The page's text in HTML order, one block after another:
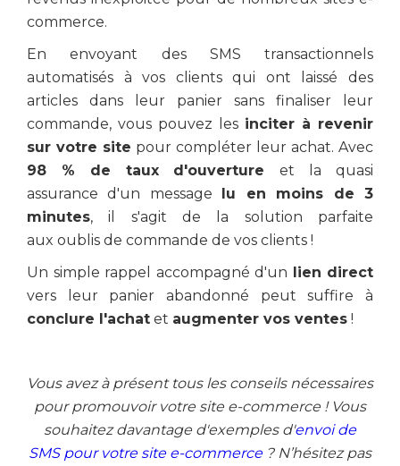
commerce.
En envoyant des SMS transactionnels
automatisés à vos clients qui ont laissé des
articles dans leur panier sans finaliser leur
commande, vous pouvez les inciter à revenir
sur votre site pour compléter leur achat. Avec
98 % de taux d'ouvertureet la quasi
assurance d'un message lu en moins de 3
minutes, il s'agit de la solution parfaite
aux oublis de commande de vos clients !
Un simple rappel accompagné d'un lien direct
vers leur panier abandonné peut suffire à
conclure l'achat et augmenter vos ventes !
Vous avez à présent tous les conseils nécessaires
pour promouvoir votre site e-commerce ! Vous
souhaitez davantage d'exemples d'envoi de
SMS pour votre site e-commerce? N’hésitez pas